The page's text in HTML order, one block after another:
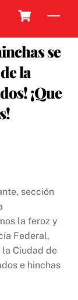
se
la
¡Que
sección
la feroz y
Federal,
Ciudad de
e hinchas